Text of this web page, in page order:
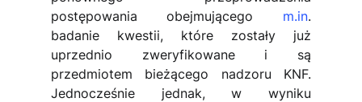
postępowania obejmującego m.in.
badanie kwestii, które zostały już
uprzednio zweryfikowane i są
przedmiotem bieżącego nadzoru KNF.
Jednocześnie jednak, w wyniku